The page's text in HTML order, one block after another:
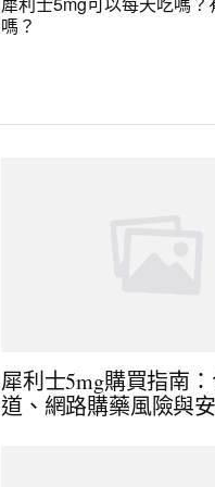
嗎？
犀利士5mg購買指南
道、網路購藥風險與